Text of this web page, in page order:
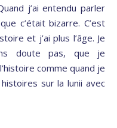
j’ai entendu parler
c’était bizarre. C’est
et j’ai plus l’âge. Je
doute pas, que je
comme quand je
sur la lunii avec